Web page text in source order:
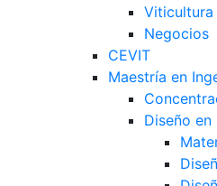
Viticultura
Negocios
CEVIT
Maestría en
Diseño